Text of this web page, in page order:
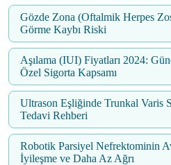
Gözde Zona (Oftalmik Herpes
Görme Kaybı Riski
Aşılama (IUI) Fiyatları 2024:
Özel Sigorta Kapsamı
Ultrason Eşliğinde Trunkal Varis
Tedavi Rehberi
Robotik Parsiyel Nefrektominin
İyileşme ve Daha Az Ağrı